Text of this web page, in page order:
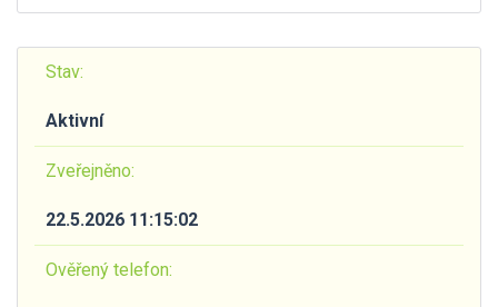
Stav:
Aktivní
Zveřejněno:
22.5.2026 11:15:02
Ověřený telefon: